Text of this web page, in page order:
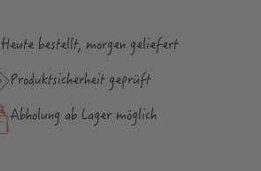
Heute bestellt, morgen geliefert
Produktsicher­heit geprüft
Abholung ab Lager möglich